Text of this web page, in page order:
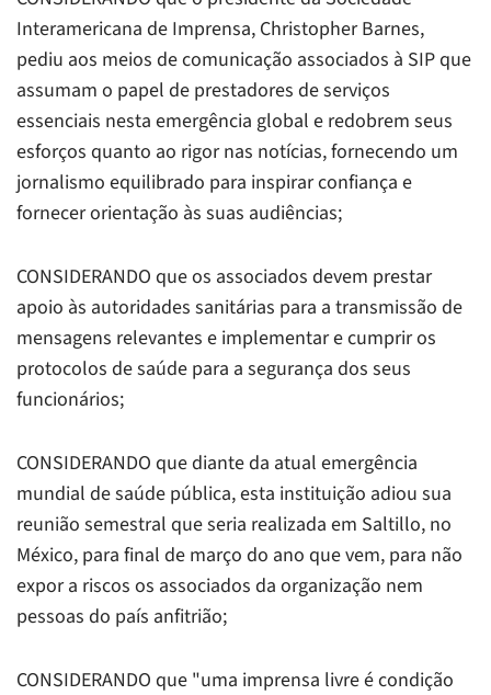
Interamericana de Imprensa, Christopher Barnes,
pediu aos meios de comunicação associados à SIP que
assumam o papel de prestadores de serviços
essenciais nesta emergência global e redobrem seus
esforços quanto ao rigor nas notícias, fornecendo um
jornalismo equilibrado para inspirar confiança e
fornecer orientação às suas audiências;
CONSIDERANDO que os associados devem prestar
apoio às autoridades sanitárias para a transmissão de
mensagens relevantes e implementar e cumprir os
protocolos de saúde para a segurança dos seus
funcionários;
CONSIDERANDO que diante da atual emergência
mundial de saúde pública, esta instituição adiou sua
reunião semestral que seria realizada em Saltillo, no
México, para final de março do ano que vem, para não
expor a riscos os associados da organização nem
pessoas do país anfitrião;
CONSIDERANDO que "uma imprensa livre é condição